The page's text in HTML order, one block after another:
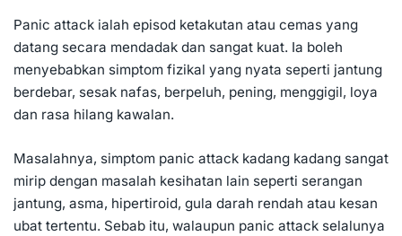
Panic attack ialah episod ketakutan atau cemas yang
datang secara mendadak dan sangat kuat. Ia boleh
menyebabkan simptom fizikal yang nyata seperti jantung
berdebar, sesak nafas, berpeluh, pening, menggigil, loya
dan rasa hilang kawalan.
Masalahnya, simptom panic attack kadang kadang sangat
mirip dengan masalah kesihatan lain seperti serangan
jantung, asma, hipertiroid, gula darah rendah atau kesan
ubat tertentu. Sebab itu, walaupun panic attack selalunya